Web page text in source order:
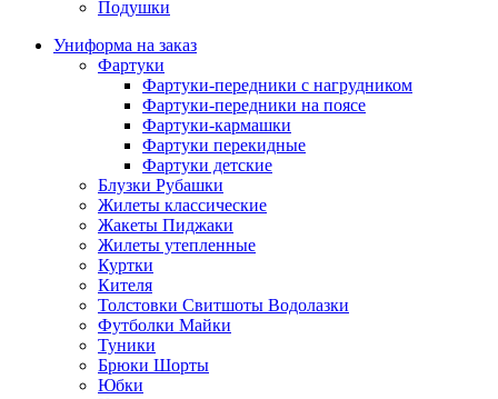
Подушки
Униформа на заказ
Фартуки
Фартуки-передники с нагрудником
Фартуки-передники на поясе
Фартуки-кармашки
Фартуки перекидные
Фартуки детские
Блузки Рубашки
Жилеты классические
Жакеты Пиджаки
Жилеты утепленные
Куртки
Кителя
Толстовки Свитшоты Водолазки
Футболки Майки
Туники
Брюки Шорты
Юбки